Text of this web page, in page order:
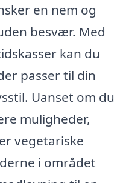
en nem og
besvær. Med
kan du
passer til din
Uanset om du
muligheder,
vegetariske
i området